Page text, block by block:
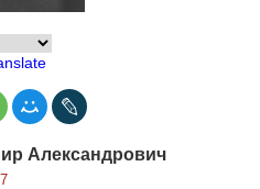
Александрович